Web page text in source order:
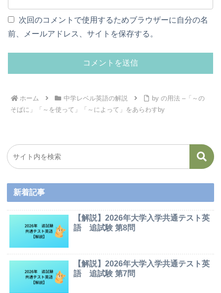
次回のコメントで使用するためブラウザーに自分の名
前、メールアドレス、サイトを保存する。
ホーム 中学レベル英語の解説
by の用法 –「～の
そばに」「～を使って」「～によって」をあらわすby
新着記事
【解説】2026年大学入学共通テスト英
語 追試験 第8問
【解説】2026年大学入学共通テスト英
語 追試験 第7問